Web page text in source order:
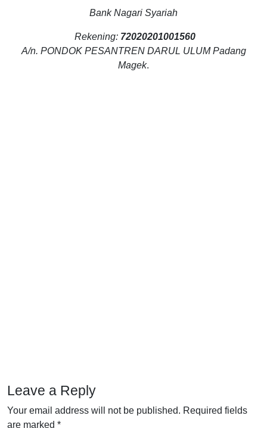
Bank Nagari Syariah
Rekening: 72020201001560
A/n. PONDOK PESANTREN DARUL ULUM Padang
Magek.
Leave a Reply
Your email address will not be published. Required fields
are marked *